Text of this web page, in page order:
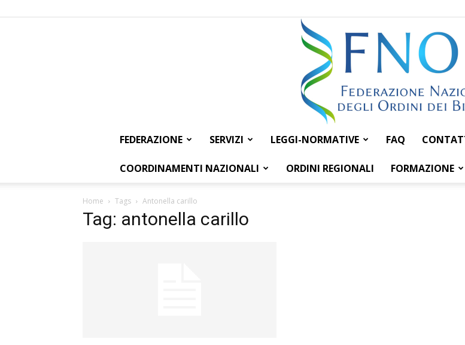
Federazione
FEDERAZIONE SERVIZI LEGGI-NORMATIVE FAQ
COORDINAMENTI NAZIONALI ORDINI REGIONALI FORMAZIONE
Home Tags Antonella carillo
Tag: antonella carillo